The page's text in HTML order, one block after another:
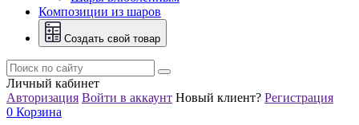
Композиции из шаров
Создать свой товар
Личный кабинет
Авторизация Войти в аккаунт Новый клиент? Регистрация
0 Корзина